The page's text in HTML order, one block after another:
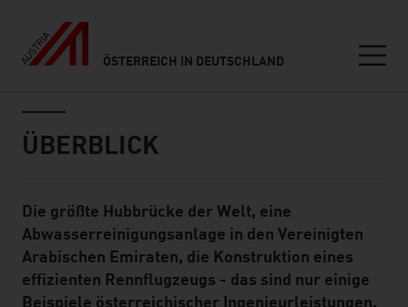
ÖSTERREICH IN DEUTSCHLAND
ÜBERBLICK
Standard Content Module
Die größte Hubbrücke der Welt, eine
Abwasserreinigungsanlage in den Vereinigten
Arabischen Emiraten, die Konstruktion eines
effizienten Rennflugzeugs - das sind nur einige
Beispiele österreichischer Ingenieurleistungen.